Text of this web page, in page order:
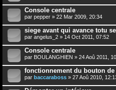
Console centrale
par pepper » 22 Mar 2009, 20:34
siege avant qui avance totu
par angelus_2 » 14 Oct 2011, 07:52
Console centrale
par BOULANGHIEN » 24 Aoû 2011,
fonctionnement du bouton
par baccaraboss » 27 Aoû 2010,